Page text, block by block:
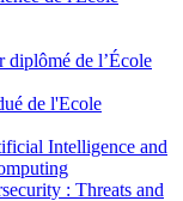
diplômé de l’École
de l'Ecole
Intelligence and
: Threats and